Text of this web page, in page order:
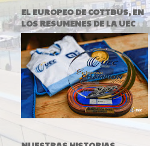
EL EUROPEO DE COTTBUS, EN
LOS RESUMENES DE LA UEC